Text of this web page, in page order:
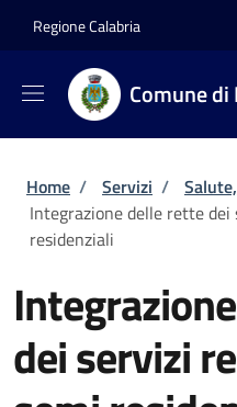
Regione Calabria
Comune
Briciole di
Home / Servizi /
Integrazione delle rette
residenziali
dei servizi